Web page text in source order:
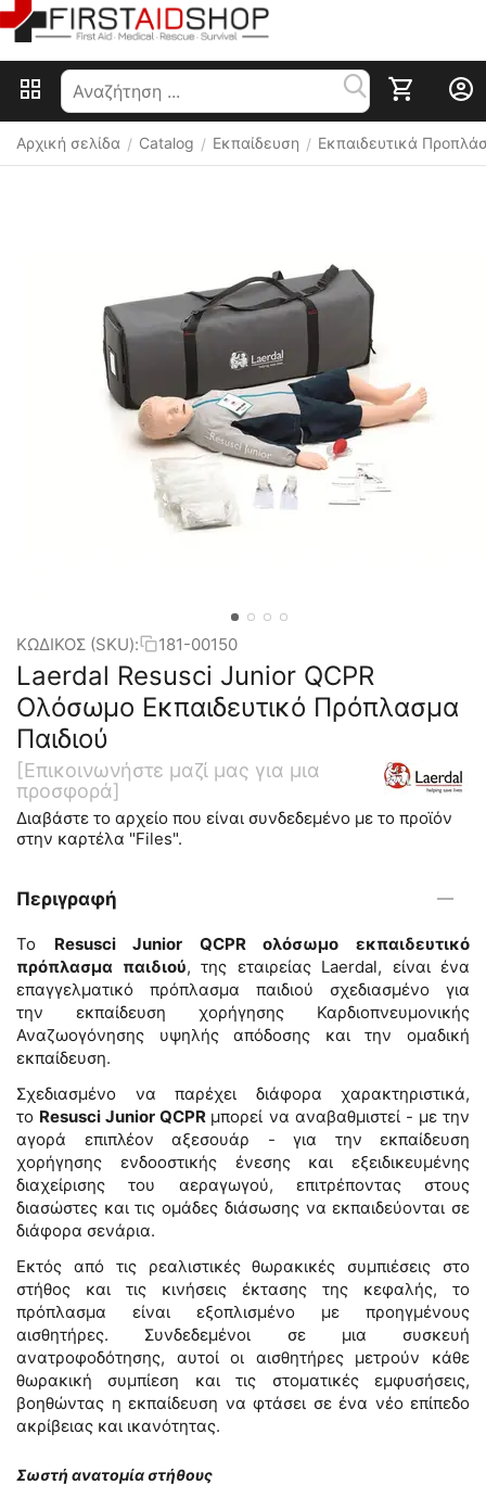
Αρχική σελίδα / Catalog / Εκπαίδευση / Εκπαιδευτικά
ΚΩΔΙΚΟΣ (SKU): 181-00150
Laerdal Resusci Junior QCPR
Ολόσωμο Εκπαιδευτικό Πρόπλασμα
Παιδιού
[Επικοινωνήστε μαζί μας για μια
προσφορά]
Διαβάστε το αρχείο που είναι συνδεδεμένο με το προϊόν
στην καρτέλα "Files".
Περιγραφή
Το Resusci Junior QCPR ολόσωμο εκπαιδευτικό
πρόπλασμα παιδιού, της εταιρείας Laerdal, είναι ένα
επαγγελματικό πρόπλασμα παιδιού σχεδιασμένο για
την εκπαίδευση χορήγησης Καρδιοπνευμονικής
Αναζωογόνησης υψηλής απόδοσης και την ομαδική
εκπαίδευση.
Σχεδιασμένο να παρέχει διάφορα χαρακτηριστικά,
το Resusci Junior QCPR μπορεί να αναβαθμιστεί - με την
αγορά επιπλέον αξεσουάρ - για την εκπαίδευση
χορήγησης ενδοοστικής ένεσης και εξειδικευμένης
διαχείρισης του αεραγωγού, επιτρέποντας στους
διασώστες και τις ομάδες διάσωσης να εκπαιδεύονται σε
διάφορα σενάρια.
Εκτός από τις ρεαλιστικές θωρακικές συμπιέσεις στο
στήθος και τις κινήσεις έκτασης της κεφαλής, το
πρόπλασμα είναι εξοπλισμένο με προηγμένους
αισθητήρες. Συνδεδεμένοι σε μια συσκευή
ανατροφοδότησης, αυτοί οι αισθητήρες μετρούν κάθε
θωρακική συμπίεση και τις στοματικές εμφυσήσεις,
βοηθώντας η εκπαίδευση να φτάσει σε ένα νέο επίπεδο
ακρίβειας και ικανότητας.
Σωστή ανατομία στήθους